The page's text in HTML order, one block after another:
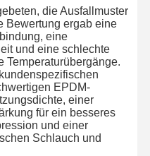
die Ausfallmuster
Bewertung ergab eine
eine
und eine schlechte
Temperaturübergänge.
EPDM-
einer
für ein besseres
und einer
Schlauch und